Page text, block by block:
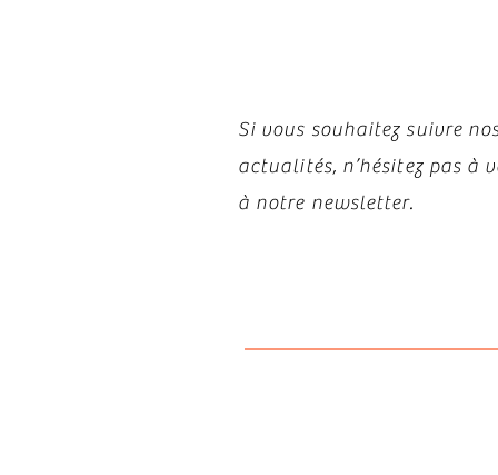
Si vous souhaitez suivre
actualités, n’hésitez pas à
à notre newsletter.